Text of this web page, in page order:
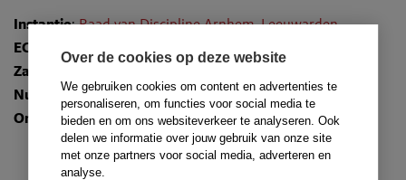
Over de cookies op deze website
We gebruiken cookies om content en advertenties te
personaliseren, om functies voor social media te
bieden en om ons websiteverkeer te analyseren. Ook
delen we informatie over jouw gebruik van onze site
met onze partners voor social media, adverteren en
analyse.
Instantie:Raad van Discipline Arnhem-Leeuwarden
ECLI
ECLI:NL:TADRARL:2014:175
Zaaknummer
Nummer: TR-2014-1381
Onderwerpen:16.1. Als verweerder